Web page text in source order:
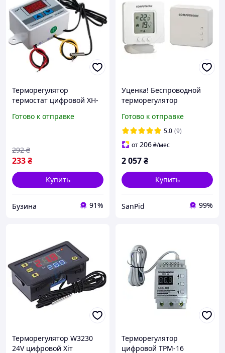
Терморегулятор
термостат цифровой XH-
1500Вт buzyna
Готово к отправке
233₴
292 ₴
Купить
Бузина 91%
Уценка! Беспроводной
терморегулятор
(состояние новое, с
витрины)
Готово к отправке
5.0 (9)
от206₴/мес
2 057₴
Купить
SanPid 99%
Терморегулятор W3230
24V цифровой Хіт
Терморегулятор
цифровой ТРМ-16